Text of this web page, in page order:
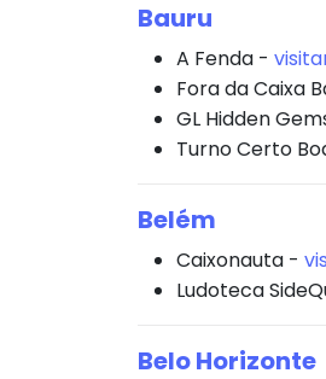
Bauru
A Fenda -
Fora da Caixa
GL Hidden
Turno Certo
Belém
Caixonauta -
Ludoteca
Belo Horizonte